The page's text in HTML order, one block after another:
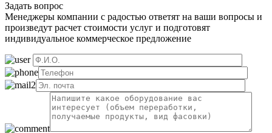
Задать вопрос
Менеджеры компании с радостью ответят на ваши вопросы и
произведут расчет стоимости услуг и подготовят
индивидуальное коммерческое предложение